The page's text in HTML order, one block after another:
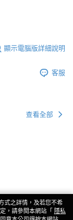
顯示電腦版詳細說明
客服
查看全部
式之詳情，及若您不希
，請參閱本網站「 隱私